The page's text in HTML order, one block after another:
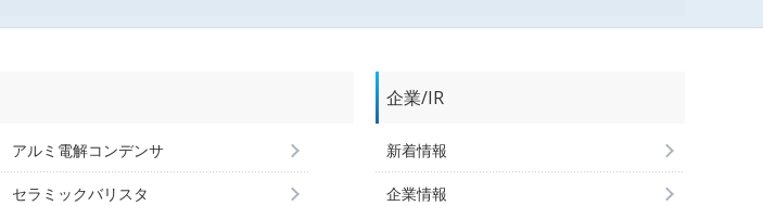
アルミ電解コンデンサ
セラミックバリスタ
企業/IR
新着情報
企業情報